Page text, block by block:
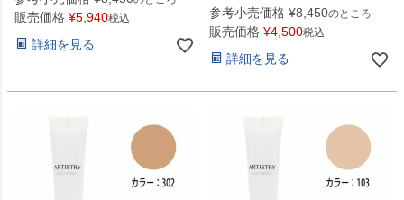
販売価格 ¥5,940税込
詳細を見る
参考小売価格 ¥8,450のところ
販売価格 ¥4,500税込
詳細を見る